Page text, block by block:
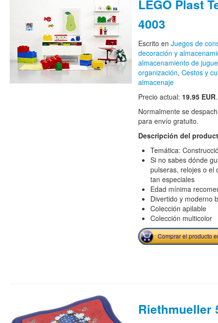
LEGO Plast
4003
Escrito en Juegos de
decoración y
almacenamiento de
organización, Cestos y
almacenaje
Precio actual: 19.95 EUR
Normalmente se
para envío gratuito.
Descripción del
Temática:
Si no sabes dónde
pulseras, relojes o el
tan especiales
Edad mínima
Divertido y moderno
Colección apilable
Colección multicolor
Comprar el producto
Riethmueller